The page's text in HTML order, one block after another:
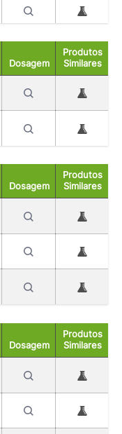
Dosagem
Produtos
Similares
Dosagem
Produtos
Similares
Dosagem
Produtos
Similares